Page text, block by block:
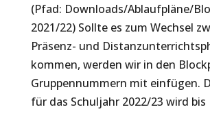
(Pfad: Downloads/Ablaufpläne/
2021/22) Sollte es zum Wechsel
Präsenz- und
kommen, werden wir in den
Gruppennummern mit einfügen.
für das Schuljahr 2022/23 wird bis